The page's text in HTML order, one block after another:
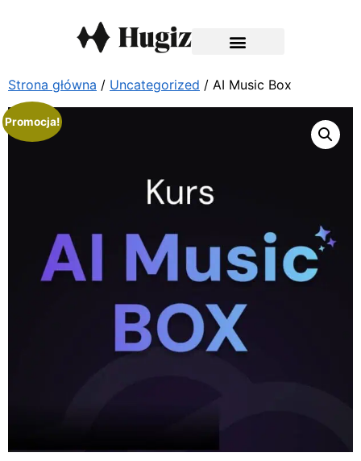
Strona główna / Uncategorized / AI Music Box
Promocja!